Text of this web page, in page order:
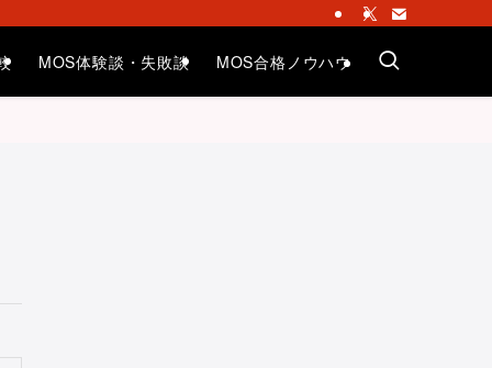
MOS体験談・失敗談 MOS合格ノウハウ